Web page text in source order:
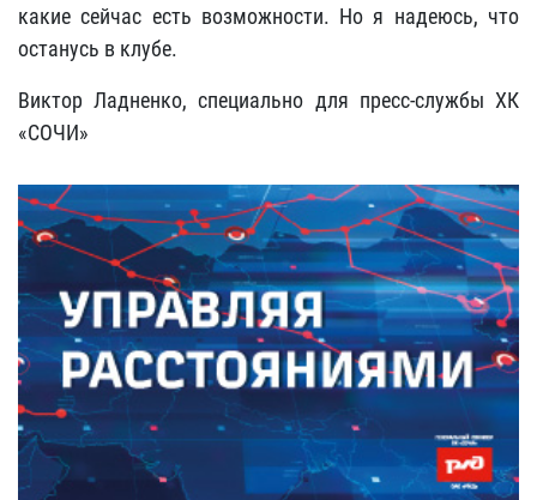
какие сейчас есть возможности. Но я надеюсь, что
останусь в клубе.
Виктор Ладненко, специально для пресс-службы ХК
«СОЧИ»